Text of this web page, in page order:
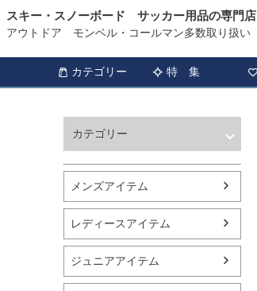
スキー・スノーボード サッカー用品の専門店
アウトドア モンベル・コールマン多数取り扱い
カテゴリー 特 集
カテゴリー
バスケットボール
シューズ
ランニング用品
スポーツアパレル
メンズアイテム
レディースアイテム
ジュニアアイテム